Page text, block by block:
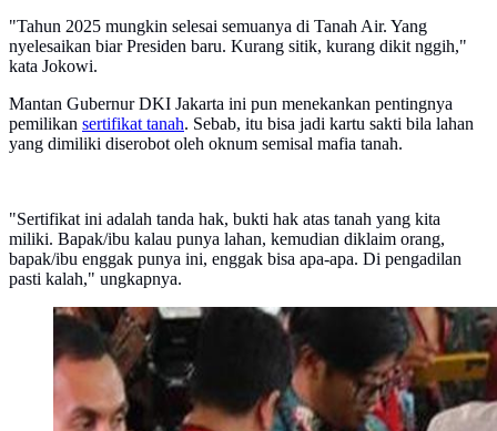
"Tahun 2025 mungkin selesai semuanya di Tanah Air. Yang
nyelesaikan biar Presiden baru. Kurang sitik, kurang dikit nggih,"
kata Jokowi.
Mantan Gubernur DKI Jakarta ini pun menekankan pentingnya
pemilikan sertifikat tanah. Sebab, itu bisa jadi kartu sakti bila lahan
yang dimiliki diserobot oleh oknum semisal mafia tanah.
"Sertifikat ini adalah tanda hak, bukti hak atas tanah yang kita
miliki. Bapak/ibu kalau punya lahan, kemudian diklaim orang,
bapak/ibu enggak punya ini, enggak bisa apa-apa. Di pengadilan
pasti kalah," ungkapnya.